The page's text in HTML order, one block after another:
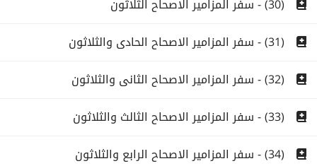
(30) - سفر المزامير الاصحاح الثلاثون
(31) - سفر المزامير الاصحاح الحادى والثلاثون
(32) - سفر المزامير الاصحاح الثانى والثلاثون
(33) - سفر المزامير الاصحاح الثالث والثلاثون
(34) - سفر المزامير الاصحاح الرابع والثلاثون